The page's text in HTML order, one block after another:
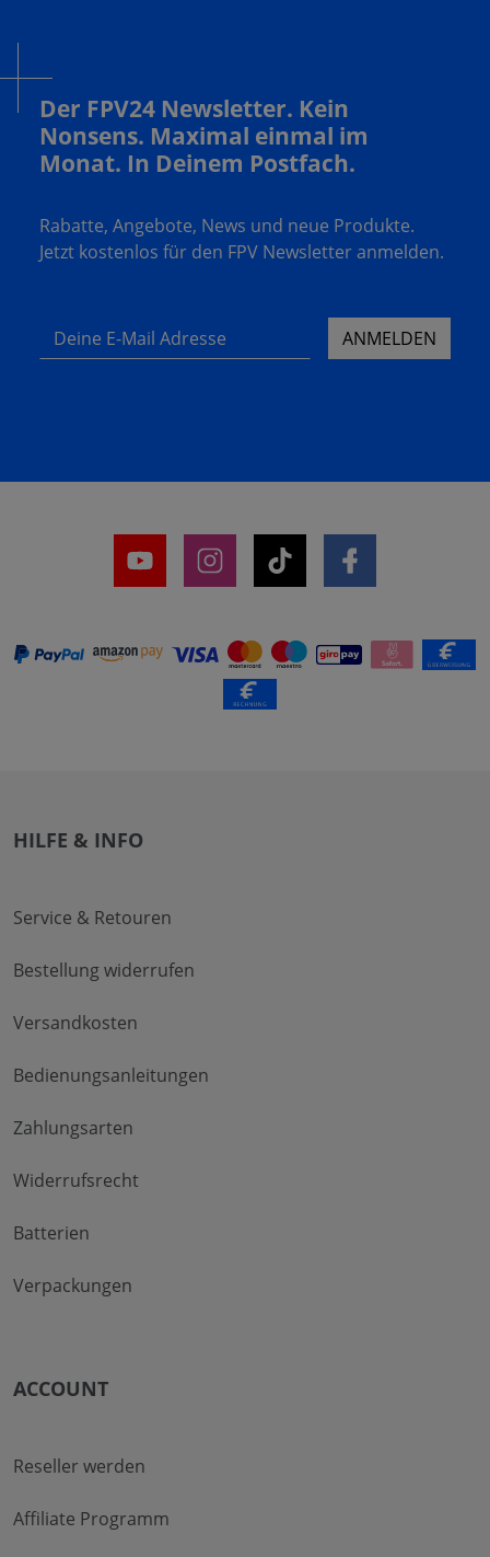
Der FPV24 Newsletter. Kein
Nonsens. Maximal einmal im
Monat. In Deinem Postfach.
Rabatte, Angebote, News und neue Produkte.
Jetzt kostenlos für den FPV Newsletter anmelden.
Deine E-Mail Adresse ANMELDEN
HILFE & INFO
Service & Retouren
Bestellung widerrufen
Versandkosten
Bedienungsanleitungen
Zahlungsarten
Widerrufsrecht
Batterien
Verpackungen
ACCOUNT
Reseller werden
Affiliate Programm